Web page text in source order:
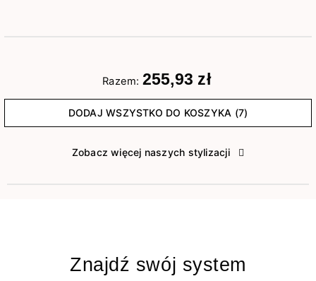
Razem: 255,93 zł
DODAJ WSZYSTKO DO KOSZYKA (7)
Zobacz więcej naszych stylizacji
Znajdź swój system